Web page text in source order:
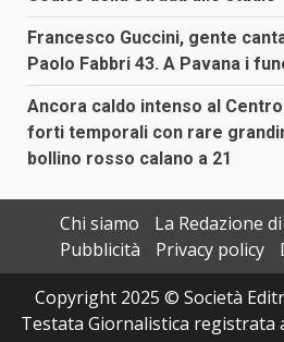
Francesco Guccini, gente
Paolo Fabbri 43. A Pavana i
Ancora caldo intenso al
forti temporali con rare
bollino rosso calano a 21
Chi siamo
La Redazione
Pubblicità
Privacy policy
Copyright 2025 © Società
Testata Giornalistica registrata